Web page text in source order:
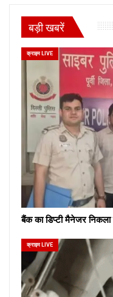
बड़ी खबरें
क्राइम LIVE
बैंक का डिप्टी मैनेजर निकला
क्राइम LIVE